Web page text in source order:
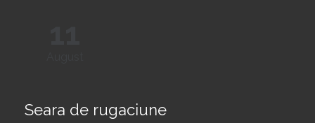
Seara de rugaciune